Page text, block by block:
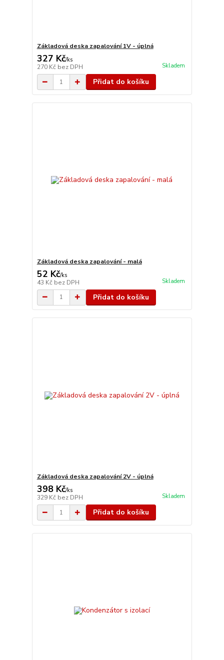
Základová deska zapalování 1V - úplná
327 Kč/ks
270 Kč bez DPH Skladem
Přidat do košíku
Základová deska zapalování - malá
52 Kč/ks
43 Kč bez DPH Skladem
Přidat do košíku
Základová deska zapalování 2V - úplná
398 Kč/ks
329 Kč bez DPH Skladem
Přidat do košíku